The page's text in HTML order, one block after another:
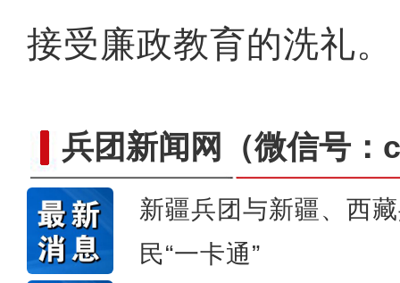
接受廉政教育的洗礼。
兵团新闻网 （微信号
新疆兵团与新疆、西
民“一卡通”
【与你为邻】海比夫：用六